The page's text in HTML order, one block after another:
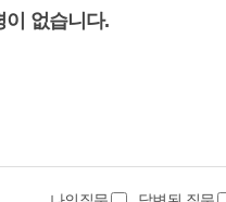
이 없습니다.